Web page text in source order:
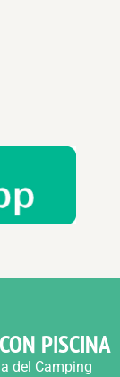
PISCINA
del Camping